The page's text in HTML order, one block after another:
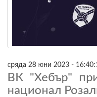
сряда 28 юни 2023 -
ВК "Хебър"
национал